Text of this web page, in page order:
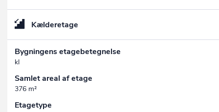
Kælderetage
Bygningens etagebetegnelse
kl
Samlet areal af etage
376 m²
Etagetype